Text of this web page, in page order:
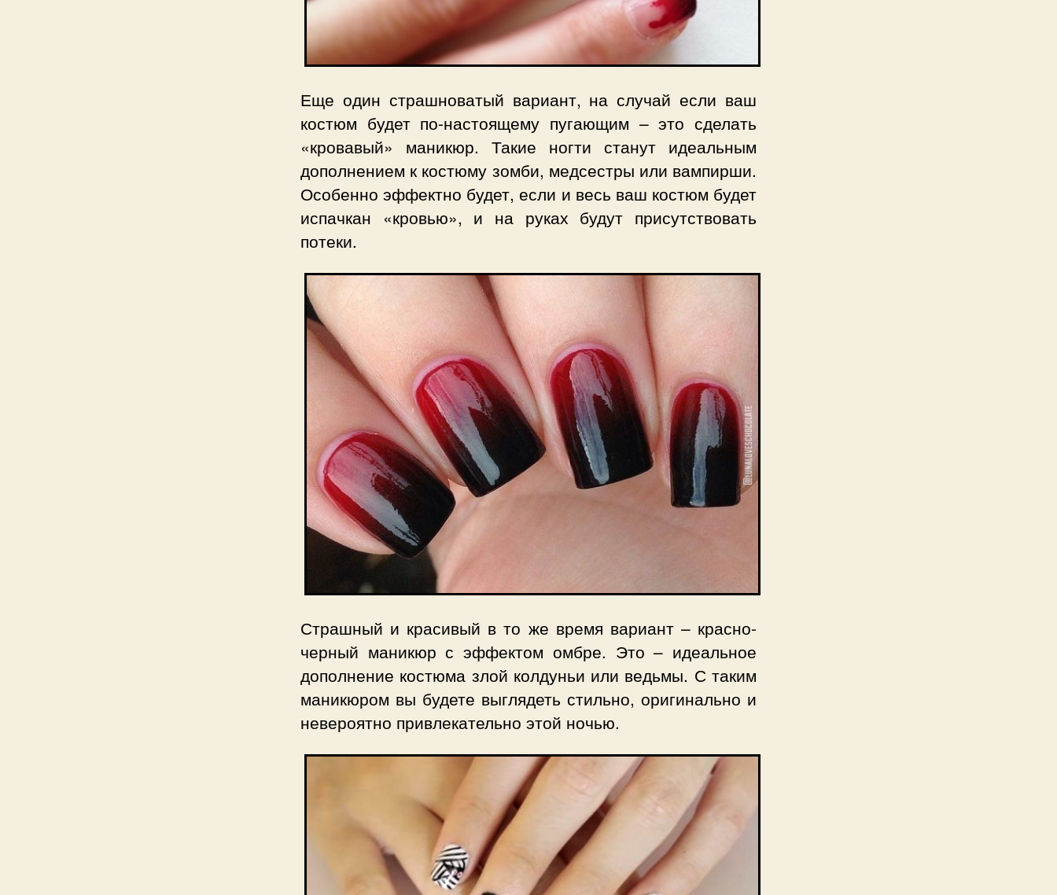
Еще один страшноватый вариант, на случай если ваш
костюм будет по-настоящему пугающим – это сделать
«кровавый» маникюр. Такие ногти станут идеальным
дополнением к костюму зомби, медсестры или вампирши.
Особенно эффектно будет, если и весь ваш костюм будет
испачкан «кровью», и на руках будут присутствовать
потеки.
Страшный и красивый в то же время вариант – красно-
черный маникюр с эффектом омбре. Это – идеальное
дополнение костюма злой колдуньи или ведьмы. С таким
маникюром вы будете выглядеть стильно, оригинально и
невероятно привлекательно этой ночью.